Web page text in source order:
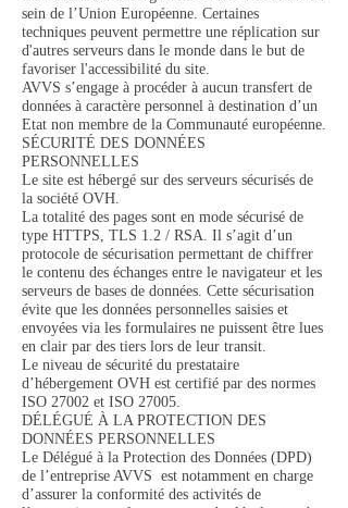
sein de l’Union Européenne. Certaines
techniques peuvent permettre une réplication sur
d'autres serveurs dans le monde dans le but de
favoriser l'accessibilité du site.
AVVS s’engage à procéder à aucun transfert de
données à caractère personnel à destination d’un
Etat non membre de la Communauté européenne.
SÉCURITÉ DES DONNÉES
PERSONNELLES
Le site est hébergé sur des serveurs sécurisés de
la société OVH.
La totalité des pages sont en mode sécurisé de
type HTTPS, TLS 1.2 / RSA. Il s’agit d’un
protocole de sécurisation permettant de chiffrer
le contenu des échanges entre le navigateur et les
serveurs de bases de données. Cette sécurisation
évite que les données personnelles saisies et
envoyées via les formulaires ne puissent être lues
en clair par des tiers lors de leur transit.
Le niveau de sécurité du prestataire
d’hébergement OVH est certifié par des normes
ISO 27002 et ISO 27005.
DÉLÉGUÉ À LA PROTECTION DES
DONNÉES PERSONNELLES
Le Délégué à la Protection des Données (DPD)
de l’entreprise AVVS est notamment en charge
d’assurer la conformité des activités de